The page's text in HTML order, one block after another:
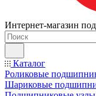
Интернет-магазин
Каталог
Роликовые
Шариковые